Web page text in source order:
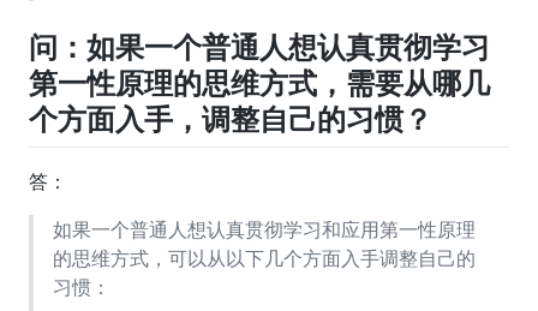
问：如果一个普通人想认真贯彻学习
第一性原理的思维方式，需要从哪几
个方面入手，调整自己的习惯？
答：
如果一个普通人想认真贯彻学习和应用第一性原理
的思维方式，可以从以下几个方面入手调整自己的
习惯：